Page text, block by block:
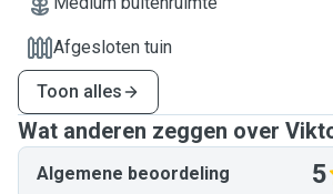
Afgesloten tuin
Toon alles
Wat anderen zeggen over
Algemene beoordeling 5